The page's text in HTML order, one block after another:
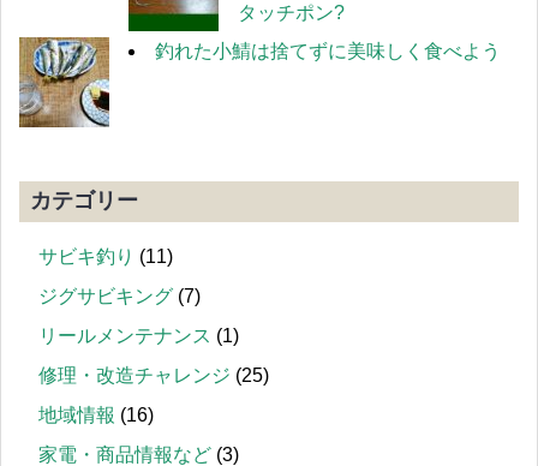
タッチポン?
釣れた小鯖は捨てずに美味しく食べよう
カテゴリー
サビキ釣り (11)
ジグサビキング (7)
リールメンテナンス (1)
修理・改造チャレンジ (25)
地域情報 (16)
家電・商品情報など (3)